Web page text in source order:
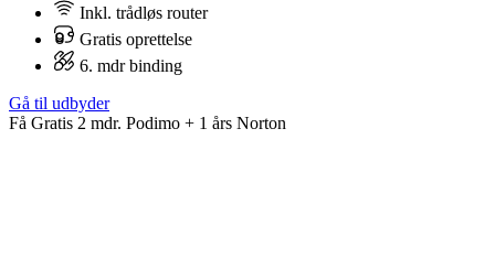
Inkl. trådløs router
Gratis oprettelse
6. mdr binding
Gå til udbyder
Få Gratis 2 mdr. Podimo + 1 års Norton